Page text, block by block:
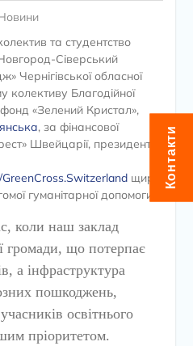
та студентство
Сіверський
Чернігівської обласної
Благодійної
фонд «Зелений Кристал»,
, за фінансової
Швейцарії, президент
щиру
гуманітарної допомоги.
коли наш заклад
громади, що потерпає
а інфраструктура
пошкоджень,
освітнього
пріоритетом.
Контакти